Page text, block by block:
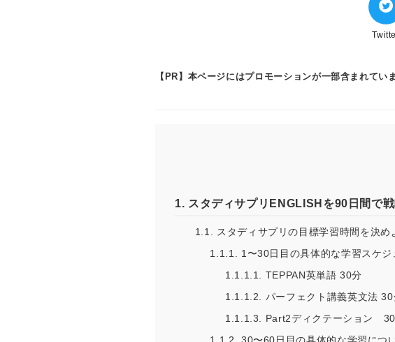
【PR】本ページにはプロモーションが一部含まれてい
1. スタディサプリENGLISHを90日間で
1.1.
スタディサプリの目標学習時間を決め
1.1.1.
1〜30日目の具体的な学習スケジ
1.1.1.1.
TEPPAN英単語 30分
1.1.1.2.
パーフェクト講義英文法 30
1.1.1.3.
Part2ディクテーション
1.1.2.
30〜60日目の具体的な学習につ